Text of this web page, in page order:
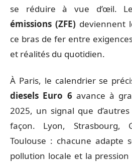
se réduire à vue d’œil.
émissions (ZFE) deviennent
ce bras de fer entre
et réalités du quotidien.
À Paris, le calendrier se
diesels Euro 6avance à
2025, un signal que
façon. Lyon, Strasbourg,
Toulouse : chacune adapte
pollution locale et la